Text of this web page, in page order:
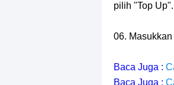
pilih "Top Up".
06.
Baca Juga :
Baca Juga :